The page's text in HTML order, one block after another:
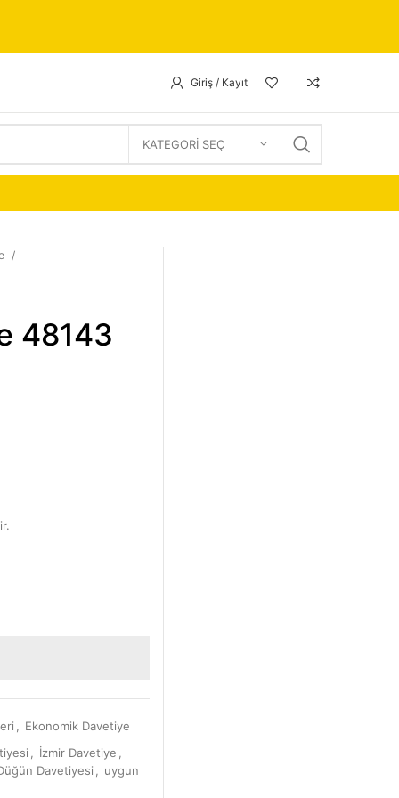
Giriş / Kayıt
KATEGORI SEÇ
48143
Ekonomik Davetiye
İzmir Davetiye
Davetiyesi
uygun